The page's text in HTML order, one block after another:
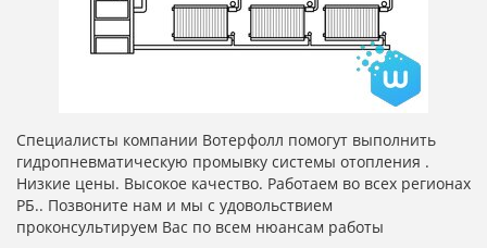
Специалисты компании Вотерфолл помогут выполнить
гидропневматическую промывку системы отопления .
Низкие цены. Высокое качество. Работаем во всех регионах
РБ.. Позвоните нам и мы с удовольствием
проконсультируем Вас по всем нюансам работы